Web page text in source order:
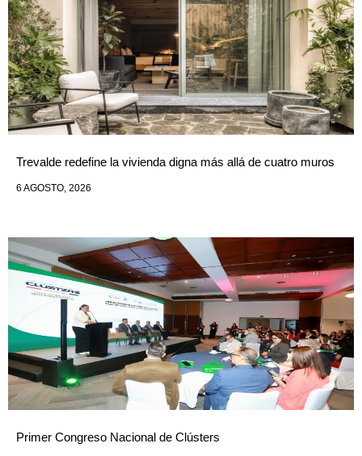
Trevalde redefine la vivienda digna más allá de cuatro muros
6 AGOSTO, 2026
Primer Congreso Nacional de Clústers